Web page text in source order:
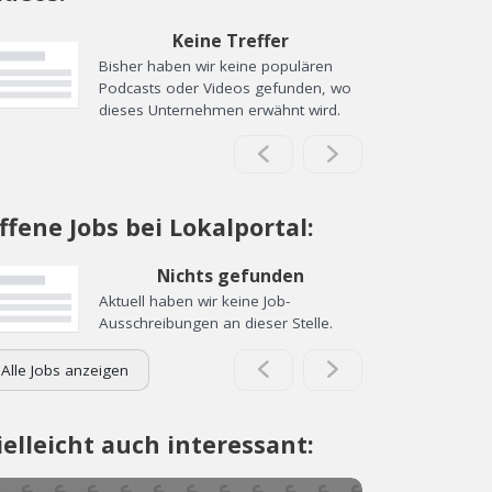
Keine Treffer
Bisher haben wir keine populären
Podcasts oder Videos gefunden, wo
dieses Unternehmen erwähnt wird.
Jobs bei Lokalportal:
Nichts gefunden
Aktuell haben wir keine Job-
Ausschreibungen an dieser Stelle.
Alle Jobs anzeigen
auch interessant: